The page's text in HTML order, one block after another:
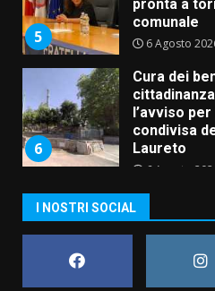
5
pronta a
comunale
6 Agosto
6
Cura dei
l’avviso
condivisa
Laureto
6 Agosto
assoluta de
Belvedere.
6 Agosto
I NOSTRI SOCIAL